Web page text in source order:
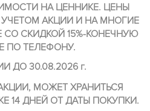
НА ЦЕННИКЕ. ЦЕНЫ
АКЦИИ И НА МНОГИЕ
СКИДКОЙ 15%-КОНЕЧНУЮ
ПО ТЕЛЕФОНУ.
ДО 30.08.2026 г.
МОЖЕТ ХРАНИТЬСЯ
14 ДНЕЙ ОТ ДАТЫ ПОКУПКИ.